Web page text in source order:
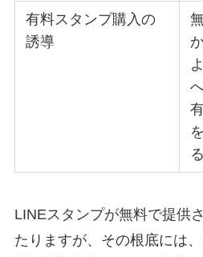
有料スタンプ購入の
誘導
る
LINEスタンプが無料で提供
たりますが、その根底には